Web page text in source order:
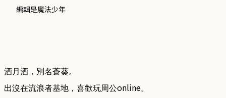
編輯是魔法少年
酒月酒，別名蒼葵。
出沒在流浪者基地，喜歡玩周公online。